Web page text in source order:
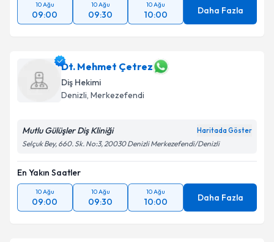
10 Ağu
09:00
10 Ağu
09:30
10 Ağu
10:00 Daha Fazla
Dt. Mehmet Çetrez
Diş Hekimi
Denizli, Merkezefendi
Mutlu Gülüşler Diş Kliniği Haritada Göster
Selçuk Bey, 660. Sk. No:3, 20030 Denizli Merkezefendi/Denizli
En Yakın Saatler
10 Ağu
09:00
10 Ağu
09:30
10 Ağu
10:00 Daha Fazla